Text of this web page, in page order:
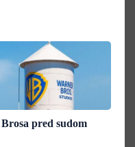
pred sudom